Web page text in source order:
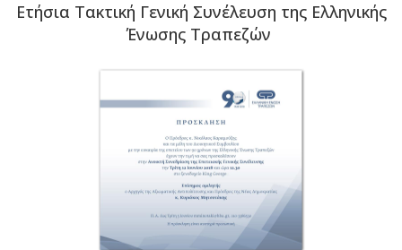
Ετήσια Τακτική Γενική Συνέλευση της Ελληνικής
Ένωσης Τραπεζών